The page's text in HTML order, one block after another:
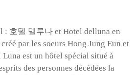
: 호텔 델루나 et Hotel delluna en
par les soeurs Hong Jung Eun et
est un hôtel spécial situé à
des personnes décédées la